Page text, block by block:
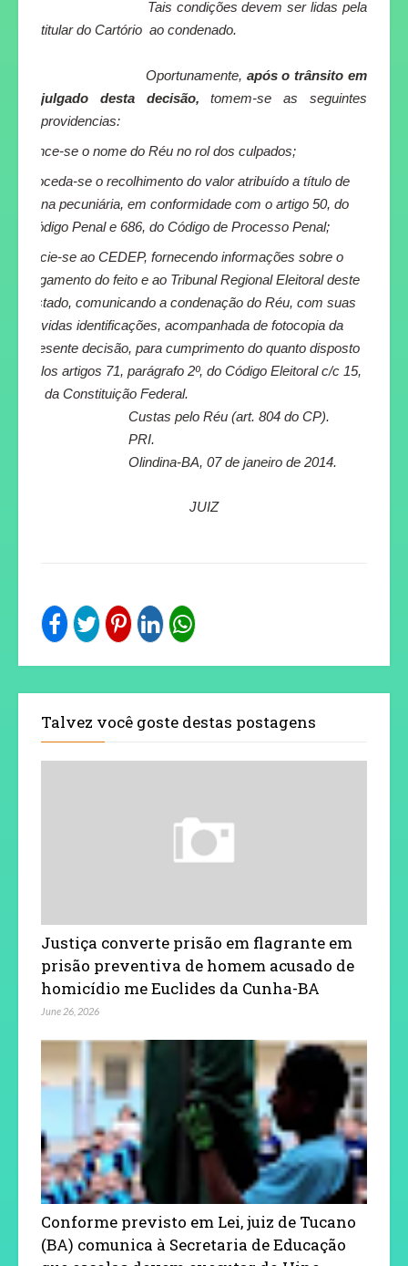
Tais condições devem ser lidas pela
titular do Cartório ao condenado.
Oportunamente, após o trânsito em
julgado desta decisão,tomem-se as seguintes
providencias:
Lance-se o nome do Réu no rol dos culpados;
Proceda-se o recolhimento do valor atribuído a título de
pena pecuniária, em conformidade com o artigo 50, do
Código Penal e 686, do Código de Processo Penal;
Oficie-se ao CEDEP, fornecendo informações sobre o
julgamento do feito e ao Tribunal Regional Eleitoral deste
Estado, comunicando a condenação do Réu, com suas
devidas identificações, acompanhada de fotocopia da
presente decisão, para cumprimento do quanto disposto
pelos artigos 71, parágrafo 2º, do Código Eleitoral c/c 15,
III, da Constituição Federal.
Custas pelo Réu (art. 804 do CP).
PRI.
Olindina-BA, 07 de janeiro de 2014.
JUIZ
Talvez você goste destas postagens
Justiça converte prisão em flagrante em
prisão preventiva de homem acusado de
homicídio me Euclides da Cunha-BA
June 26, 2026
Conforme previsto em Lei, juiz de Tucano
(BA) comunica à Secretaria de Educação